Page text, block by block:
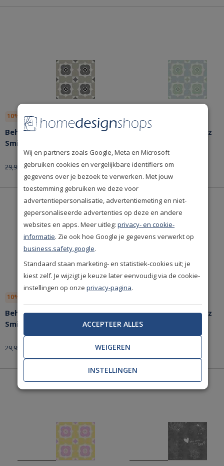
10% korting Bespaar nu!
Behang Noordwand Cozz
Smile 61170-06
29,95 26,96per rol
10% korting
Behang Noordwand Cozz
29,95 26,96per rol
10% korting
Behang Noordwand Cozz
Smile 61170-04
29,95
Behang Noordwand Cozz
Smile 61170-03
29,95
Wij en partners zoals Google, Meta en Microsoft
gebruiken cookies en vergelijkbare identifiers om
gegevens over je bezoek te verwerken. Met jouw
toestemming gebruiken we deze voor
advertentiepersonalisatie, advertentiemeting en niet-
gepersonaliseerde advertenties op deze en andere
websites en apps. Meer uitleg:privacy- en cookie-
informatie. Zie ook hoe Google je gegevens verwerkt op
business.safety.google.
Standaard staan marketing- en statistiek-cookies uit; je
kiest zelf. Je wijzigt je keuze later eenvoudig via de cookie-
instellingen op onzeprivacy-pagina.
ACCEPTEER ALLES
WEIGEREN
INSTELLINGEN